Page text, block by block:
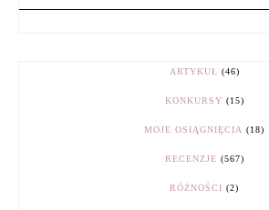
ARTYKUŁ (46)
KONKURSY (15)
MOJE OSIĄGNIĘCIA (18)
RECENZJE (567)
RÓŻNOŚCI (2)